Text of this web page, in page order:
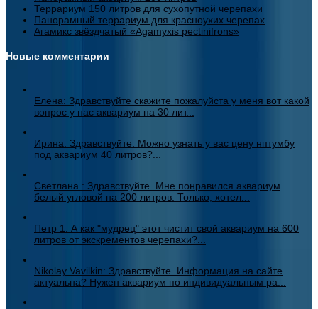
Террариум 150 литров для сухопутной черепахи
Панорамный террариум для красноухих черепах
Агамикс звёздчатый «Agamyxis pectinifrons»
Новые комментарии
Елена: Здравствуйте скажите пожалуйста у меня вот какой
вопрос у нас аквариум на 30 лит...
Ирина: Здравствуйте. Можно узнать у вас цену нптумбу
под аквариум 40 литров?...
Светлана.: Здравствуйте. Мне понравился аквариум
белый угловой на 200 литров. Только, хотел...
Петр 1: А как "мудрец" этот чистит свой аквариум на 600
литров от экскрементов черепахи?...
Nikolay Vavilkin: Здравствуйте. Информация на сайте
актуальна? Нужен аквариум по индивидуальным ра...